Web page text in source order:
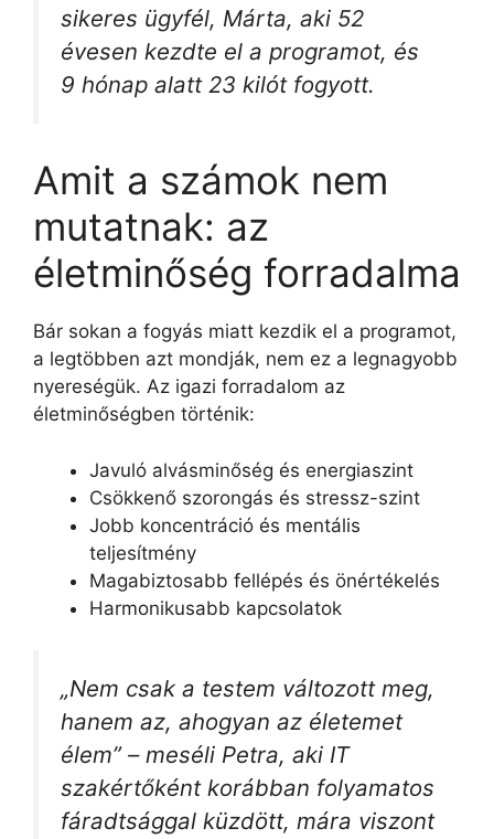
sikeres ügyfél, Márta, aki 52
évesen kezdte el a programot, és
9 hónap alatt 23 kilót fogyott.
Amit a számok nem
mutatnak: az
életminőség forradalma
Bár sokan a fogyás miatt kezdik el a programot,
a legtöbben azt mondják, nem ez a legnagyobb
nyereségük. Az igazi forradalom az
életminőségben történik:
Javuló alvásminőség és energiaszint
Csökkenő szorongás és stressz-szint
Jobb koncentráció és mentális
teljesítmény
Magabiztosabb fellépés és önértékelés
Harmonikusabb kapcsolatok
„Nem csak a testem változott meg,
hanem az, ahogyan az életemet
élem” – meséli Petra, aki IT
szakértőként korábban folyamatos
fáradtsággal küzdött, mára viszont